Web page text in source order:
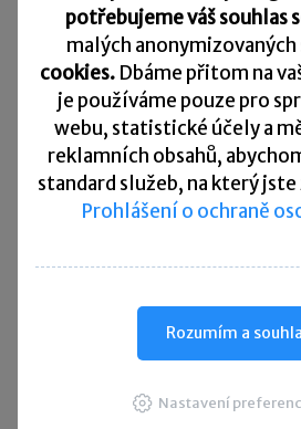
certifikovaných účetních
že Komora svým členům
pomoc a úzce spolupracuje s
odborných školení.
A jako místopředsedkyně
certifikovaných účetních si
povolání u všech externích
zaúčtováním operací, byť
potřebujeme váš souhlas
malých
cookies. Dbáme přitom na
je používáme pouze pro
webu, statistické účely a
reklamních obsahů,
standard služeb, na který
Prohlášení o ochraně
Rozumím a
Nastavení